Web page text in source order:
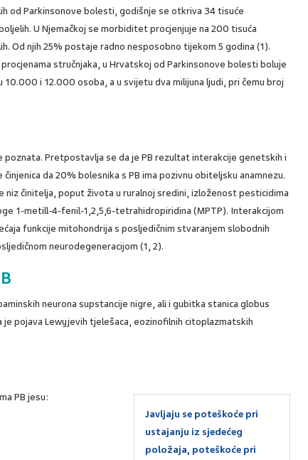
od Parkinsonove bolesti, godišnje se otkriva 34 tisuće
U Njemačkoj se morbiditet procjenjuje na 200 tisuća
Od njih 25% postaje radno nesposobno tijekom 5 godina (1).
procjenama stručnjaka, u Hrvatskoj od Parkinsonove bolesti boluje
10.000 i 12.000 osoba, a u svijetu dva milijuna ljudi, pri čemu broj
Pretpostavlja se da je PB rezultat interakcije genetskih i
da 20% bolesnika s PB ima pozivnu obiteljsku anamnezu.
niz činitelja, poput života u ruralnoj sredini, izloženost pesticidima
1-metill-4-fenil-1,2,5,6-tetrahidropiridina (MPTP). Interakcijom
funkcije mitohondrija s posljedičnim stvaranjem slobodnih
neurodegeneracijom (1, 2).
neurona supstancije nigre, ali i gubitka stanica globus
pojava Lewyjevih tjelešaca, eozinofilnih citoplazmatskih
Javljaju se poteškoće pri
ustajanju iz sjedećeg
položaja, poteškoće pri
PB jesu: